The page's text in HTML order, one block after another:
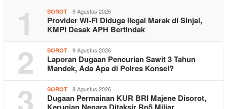
1 SOROT 9 Agustus 2026
Provider Wi-Fi Diduga Ilegal Marak di Sinjai,
KMPI Desak APH Bertindak
2 SOROT 9 Agustus 2026
Laporan Dugaan Pencurian Sawit 3 Tahun
Mandek, Ada Apa di Polres Konsel?
3 SOROT 8 Agustus 2026
Dugaan Permainan KUR BRI Majene Disorot,